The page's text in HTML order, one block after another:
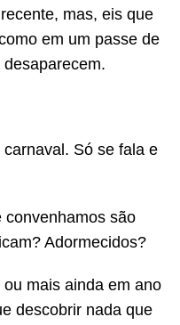
mas, eis que
em um passe de
Só se fala e
convenhamos são
Adormecidos?
mais ainda em ano
descobrir nada que